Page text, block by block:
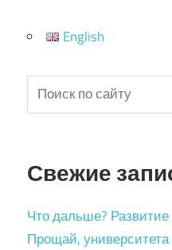
English
Свежие
Что дальше? Развитие
Прощай, университета